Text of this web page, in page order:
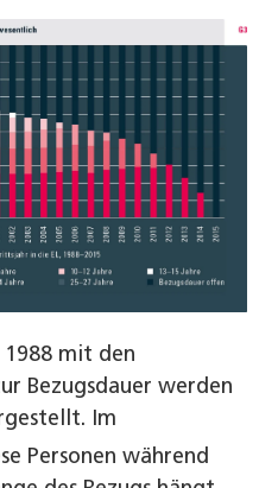
1988 mit den
Bezugsdauer werden
Im
Personen während